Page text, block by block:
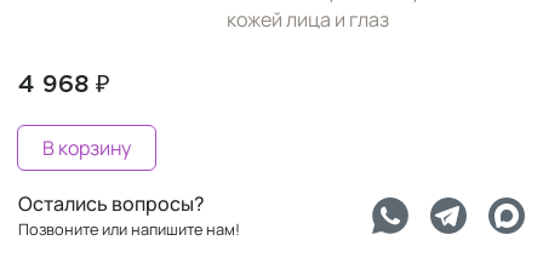
кожей лица и глаз
4 968 ₽
В корзину
Остались вопросы?
Позвоните или напишите нам!